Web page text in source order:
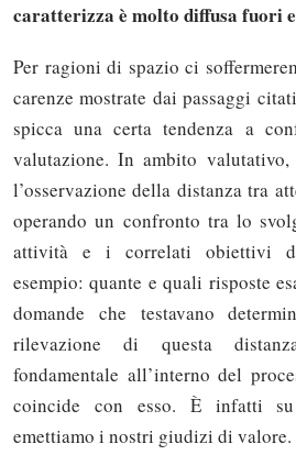
caratterizza è molto diffusa fuori
Per ragioni di spazio ci
carenze mostrate dai passaggi
spicca una certa tendenza a
valutazione. In ambito valutativo,
l’osservazione della distanza tra
operando un confronto tra lo
attività e i correlati obiettivi di
esempio: quante e quali risposte
domande che testavano
rilevazione di questa
fondamentale all’interno del
coincide con esso. È infatti
emettiamo i nostri giudizi di valore.